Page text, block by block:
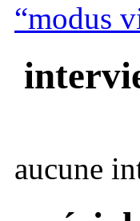
“modus
aucune